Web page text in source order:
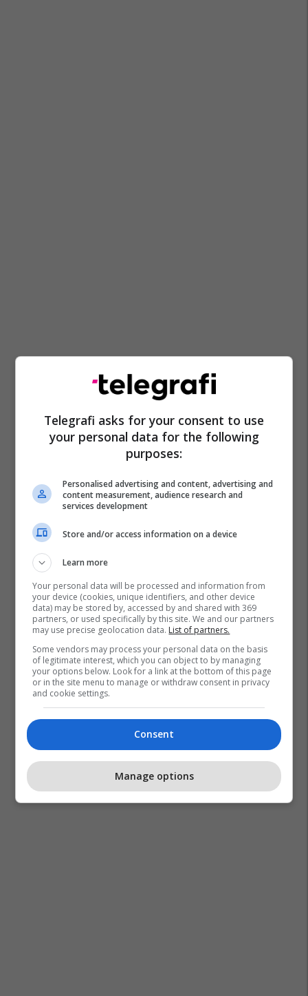
Telegrafi asks for your consent to use
your personal data for the following
purposes:
Personalised advertising and content, advertising and
content measurement, audience research and
services development
Store and/or access information on a device
Learn more
Your personal data will be processed and information from
your device (cookies, unique identifiers, and other device
data) may be stored by, accessed by and shared with 369
partners, or used specifically by this site. We and our partners
may use precise geolocation data. List of partners.
Some vendors may process your personal data on the basis
of legitimate interest, which you can object to by managing
your options below. Look for a link at the bottom of this page
or in the site menu to manage or withdraw consent in privacy
and cookie settings.
Consent
Manage options